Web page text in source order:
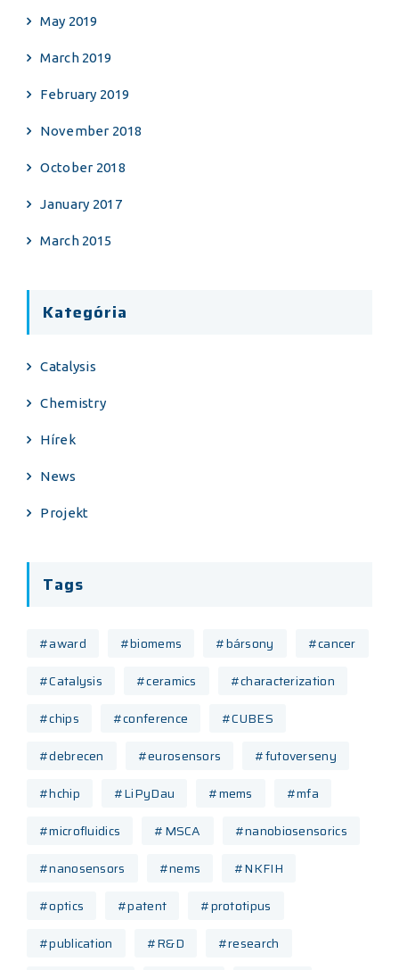
May 2019
March 2019
February 2019
November 2018
October 2018
January 2017
March 2015
Kategória
Catalysis
Chemistry
Hírek
News
Projekt
Tags
#award #biomems #bársony
#cancer
#Catalysis
#ceramics
#characterization
#chips
#conference
#CUBES
#debrecen
#eurosensors
#futoverseny
#hchip
#LiPyDau #mems
#mfa
#microfluidics
#MSCA
#nanobiosensorics
#nanosensors
#nems
#NKFIH
#optics
#patent
#prototipus
#publication
#R&D
#research